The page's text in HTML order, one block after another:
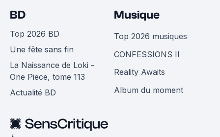
BD
Top 2026 BD
Une fête sans fin
La Naissance de Loki -
One Piece, tome 113
Actualité BD
Musique
Top 2026 musiques
CONFESSIONS II
Reality Awaits
Album du moment